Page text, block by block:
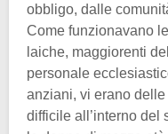
obbligo, dalle
Come funzionavano
laiche, maggiorenti
personale
anziani, vi erano
difficile all’interno del